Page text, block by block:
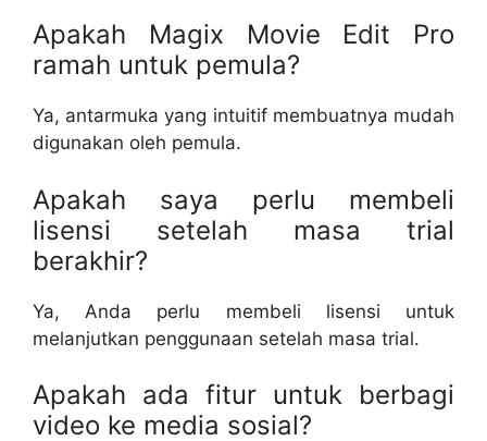
Apakah Magix Movie Edit Pro
ramah untuk pemula?
Ya, antarmuka yang intuitif membuatnya mudah
digunakan oleh pemula.
Apakah saya perlu membeli
lisensi setelah masa trial
berakhir?
Ya, Anda perlu membeli lisensi untuk
melanjutkan penggunaan setelah masa trial.
Apakah ada fitur untuk berbagi
video ke media sosial?